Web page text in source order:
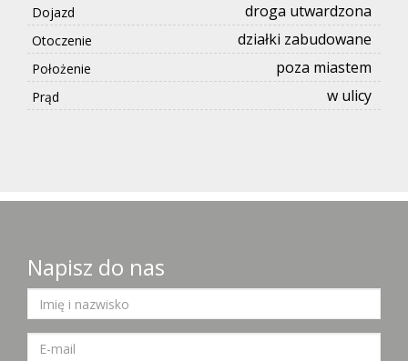
Dojazd droga utwardzona
Otoczenie działki zabudowane
Położenie poza miastem
Prąd w ulicy
Napisz do nas